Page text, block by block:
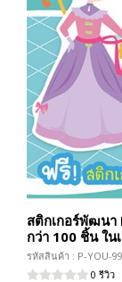
สติกเกอร์พัฒนา
กว่า 100 ชิ้น ใน
รหัสสินค้า : P-YOU-
0 รีวิว